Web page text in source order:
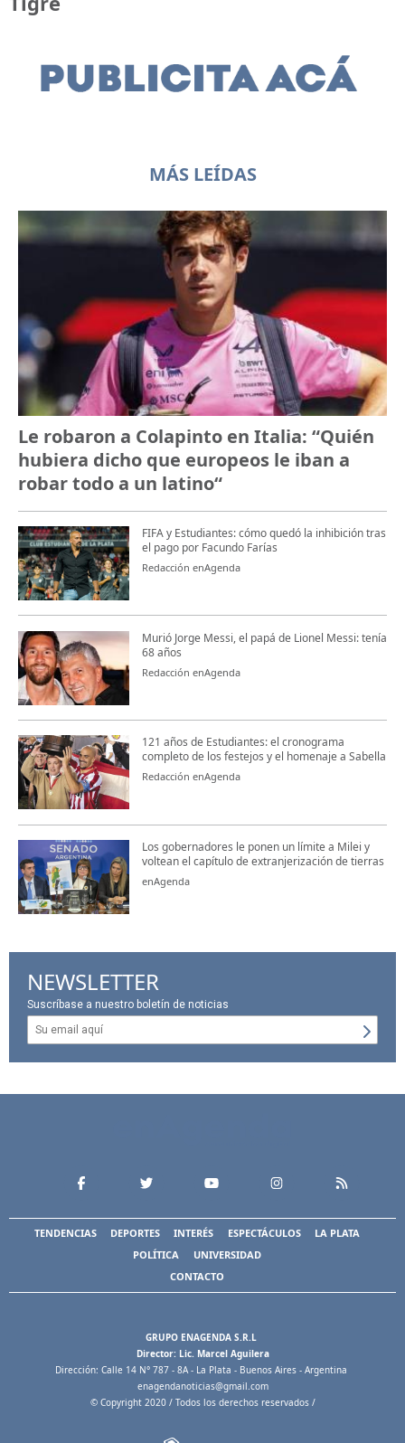
MÁS LEÍDAS
Le robaron a Colapinto en Italia: “Quién
hubiera dicho que europeos le iban a
robar todo a un latino“
FIFA y Estudiantes: cómo quedó la inhibición tras
el pago por Facundo Farías
Redacción enAgenda
Murió Jorge Messi, el papá de Lionel Messi: tenía
68 años
Redacción enAgenda
121 años de Estudiantes: el cronograma
completo de los festejos y el homenaje a Sabella
Redacción enAgenda
Los gobernadores le ponen un límite a Milei y
voltean el capítulo de extranjerización de tierras
enAgenda
NEWSLETTER
Suscríbase a nuestro boletín de noticias
TENDENCIAS DEPORTES INTERÉS ESPECTÁCULOS
LA PLATA
POLÍTICA
UNIVERSIDAD
CONTACTO
GRUPO ENAGENDA S.R.L
Director: Lic. Marcel Aguilera
Dirección: Calle 14 N° 787 - 8A - La Plata - Buenos Aires - Argentina
enagendanoticias@gmail.com
© Copyright 2020 / Todos los derechos reservados /